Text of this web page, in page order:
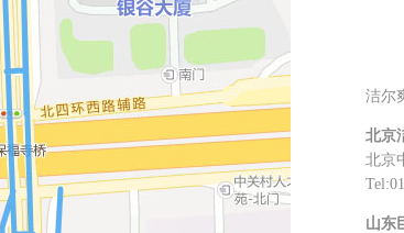
洁尔
北京
北京
山东